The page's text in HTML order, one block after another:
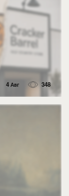
4 Авг 348